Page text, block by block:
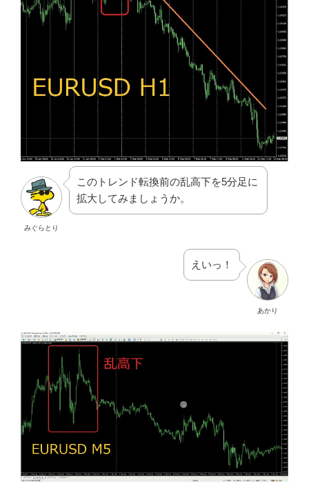
みぐらとり
このトレンド転換前の乱高下を5分足に
拡大してみましょうか。
あかり
えいっ！